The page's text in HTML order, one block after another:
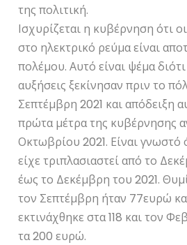
της πολιτική.
Ισχυρίζεται η κυβέρνηση ότι
στο ηλεκτρικό ρεύμα είναι
πολέμου. Αυτό είναι ψέμα
αυξήσεις ξεκίνησαν πριν το
Σεπτέμβρη 2021 και απόδειξη
πρώτα μέτρα της κυβέρνησης
Οκτωβρίου 2021. Είναι γνωστό
είχε τριπλασιαστεί από το
έως το Δεκέμβρη του 2021.
τον Σεπτέμβρη ήταν 77ευρώ
εκτινάχθηκε στα 118 και τον
τα 200 ευρώ.